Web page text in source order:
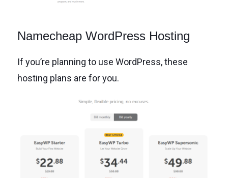
Namecheap WordPress Hosting
If you’re planning to use WordPress, these
hosting plans are for you.